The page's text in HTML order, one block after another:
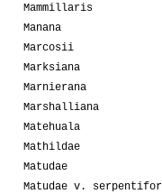
Mammillaris
Manana
Marcosii
Marksiana
Marnierana
Marshalliana
Matehuala
Mathildae
Matudae
Matudae v.